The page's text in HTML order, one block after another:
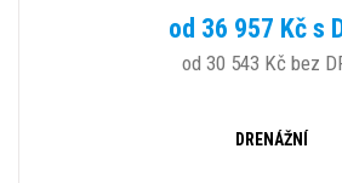
od 36 957 Kč s
od 30 543 Kč bez
DRENÁŽNÍ